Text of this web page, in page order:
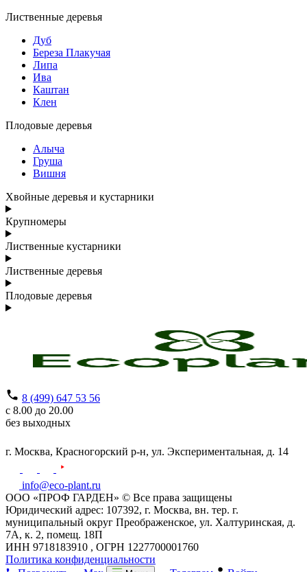
Лиственные деревья
Дуб
Береза Плакучая
Липа
Ива
Каштан
Клен
Плодовые деревья
Алыча
Груша
Вишня
Хвойные деревья и кустарники
Крупномеры
Лиственные кустарники
Лиственные деревья
Плодовые деревья
8 (499) 647 53 56
с 8.00 до 20.00
без выходных
г. Москва, Красногорский р-н, ул. Экспериментальная, д. 14
info@eco-plant.ru
ООО «ПРОФ ГАРДЕН» © Все права защищены
Юридический адрес: 107392, г. Москва, вн. тер. г.
муниципальный округ Преображенское, ул. Халтуринская, д.
7А, к. 2, помещ. 18П
ИНН 9718183910 , ОГРН 1227700001760
Политика конфиденциальности